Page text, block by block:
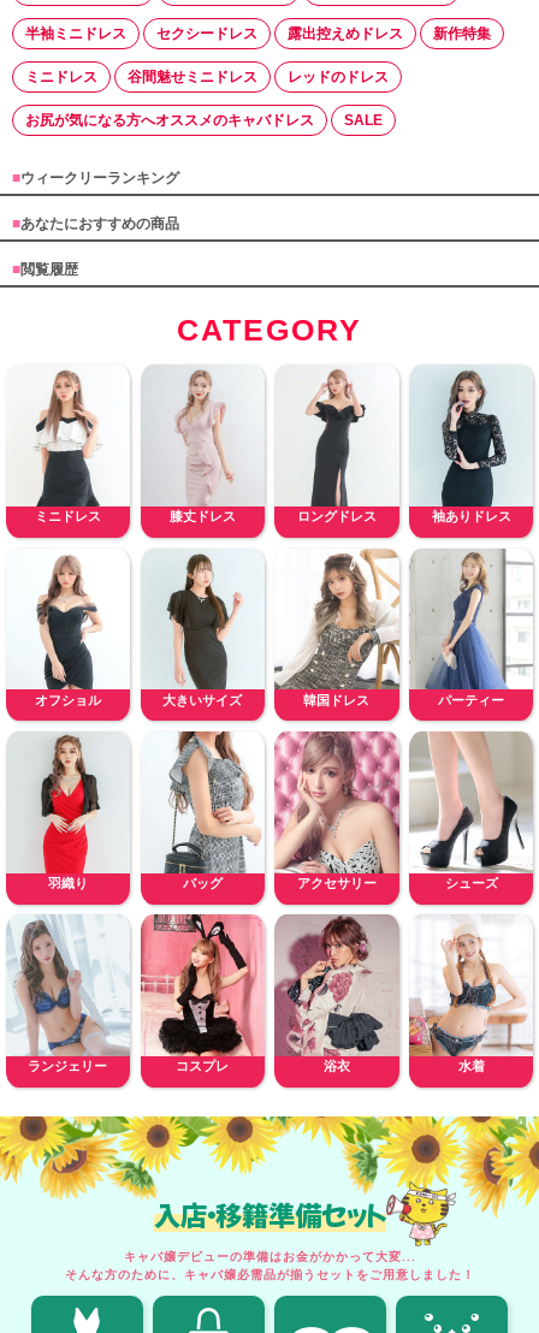
半袖ミニドレス セクシードレス 露出控えめドレス 新作特集
ミニドレス 谷間魅せミニドレス レッドのドレス
お尻が気になる方へオススメのキャバドレス SALE
■ウィークリーランキング
■あなたにおすすめの商品
■閲覧履歴
CATEGORY
ミニドレス 膝丈ドレス ロングドレス 袖ありドレス
オフショル 大きいサイズ 韓国ドレス パーティー
羽織り バッグ アクセサリー シューズ
ランジェリー コスプレ 浴衣 水着
入店・移籍準備セット
キャバ嬢デビューの準備はお金がかかって大変...
そんな方のために、キャバ嬢必需品が揃うセットをご用意しました！